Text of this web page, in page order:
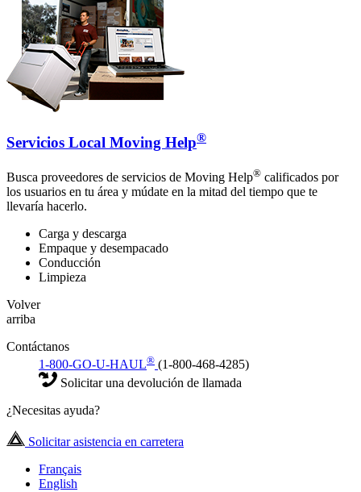
Servicios Local Moving Help®
Busca proveedores de servicios de Moving Help® calificados por
los usuarios en tu área y múdate en la mitad del tiempo que te
llevaría hacerlo.
Carga y descarga
Empaque y desempacado
Conducción
Limpieza
Volver
arriba
Contáctanos
1-800-GO-U-HAUL® (1-800-468-4285)
Solicitar una devolución de llamada
¿Necesitas ayuda?
Solicitar asistencia en carretera
Français
English